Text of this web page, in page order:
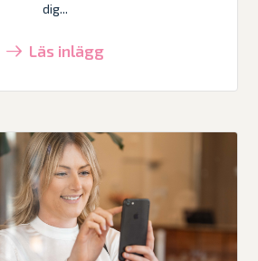
dig...
Läs inlägg